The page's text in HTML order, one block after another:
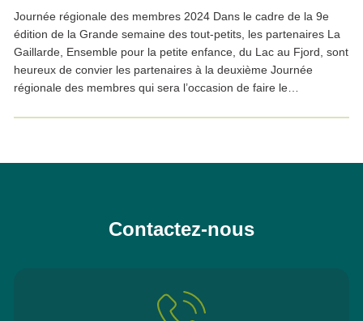
Journée régionale des membres 2024 Dans le cadre de la 9e
édition de la Grande semaine des tout-petits, les partenaires La
Gaillarde, Ensemble pour la petite enfance, du Lac au Fjord, sont
heureux de convier les partenaires à la deuxième Journée
régionale des membres qui sera l’occasion de faire le…
Contactez-nous